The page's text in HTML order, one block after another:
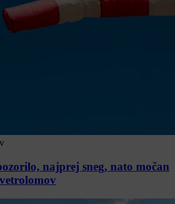
najprej sneg, nato močan